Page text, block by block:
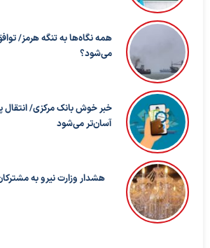
همه نگاه‌ها به تنگه هرمز/
می‌شود؟
خبر خوش بانک مرکزی/ انتقال
آسان‌تر می‌شود
هشدار وزارت نیرو به